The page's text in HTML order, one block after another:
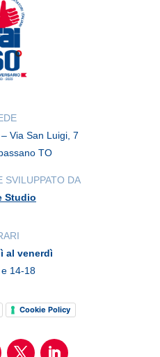
Via San Luigi, 7
TO
SVILUPPATO DA
Studio
al venerdì
14-18
Cookie Policy